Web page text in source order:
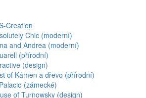
Creation
Chic (moderní)
and Andrea (moderní)
(přírodní)
(design)
of Kámen a dřevo (přírodní)
(zámecké)
of Turnowsky (design)